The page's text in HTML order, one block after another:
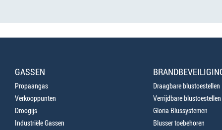
GASSEN
Propaangas
Verkooppunten
Droogijs
Industriële Gassen
Draagbare blustoestellen
Verrijdbare blustoestellen
Gloria Blussystemen
Blusser toebehoren